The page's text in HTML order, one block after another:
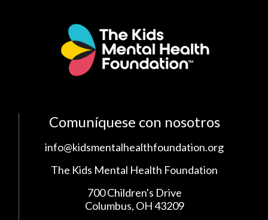
Comuníquese con nosotros
info@kidsmentalhealthfoundation.org
The Kids Mental Health Foundation
700 Children's Drive
Columbus, OH 43209